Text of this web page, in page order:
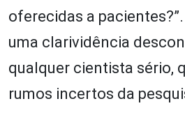
oferecidas a
uma clarividência
qualquer cientista sério,
rumos incertos da